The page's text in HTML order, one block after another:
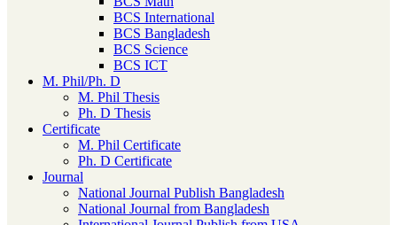
BCS International
BCS Bangladesh
BCS Science
BCS ICT
M. Phil/Ph. D
M. Phil Thesis
Ph. D Thesis
Certificate
M. Phil Certificate
Ph. D Certificate
Journal
National Journal Publish Bangladesh
National Journal from Bangladesh